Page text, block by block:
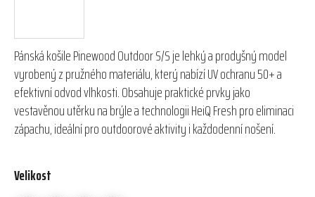
Pánská košile Pinewood Outdoor S/S je lehký a prodyšný model
vyrobený z pružného materiálu, který nabízí UV ochranu 50+ a
efektivní odvod vlhkosti. Obsahuje praktické prvky jako
vestavěnou utěrku na brýle a technologii HeiQ Fresh pro eliminaci
zápachu, ideální pro outdoorové aktivity i každodenní nošení.
Velikost